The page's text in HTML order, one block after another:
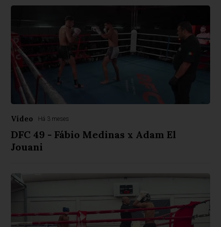
Vídeo Há 3 meses
DFC 49 - Fábio Medinas x Adam El
Jouani